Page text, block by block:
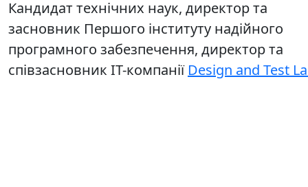
Кандидат технічних наук, директор та
засновник Першого інституту надійного
програмного забезпечення, директор та
співзасновник ІТ-компанії Design and Test